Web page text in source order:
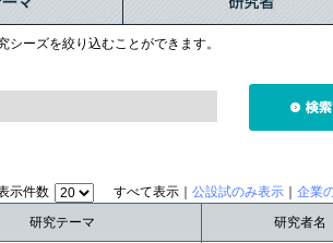
シーズを絞り込むことができます。
示件数 すべて表示｜ 公設試のみ表示
企業
研究テーマ 研究者名